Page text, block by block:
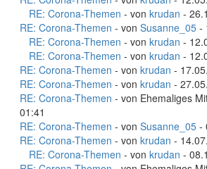
RE: Corona-Themen - von krudan -
RE: Corona-Themen - von Susanne_05 -
RE: Corona-Themen - von krudan -
RE: Corona-Themen - von krudan -
RE: Corona-Themen - von krudan -
RE: Corona-Themen - von krudan -
RE: Corona-Themen - von Ehemaliges
01:41
RE: Corona-Themen - von Susanne_05 -
RE: Corona-Themen - von krudan -
RE: Corona-Themen - von krudan -